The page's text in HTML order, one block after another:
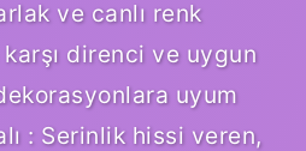
ve canlı renk
direnci ve uygun
uyum
: Serinlik hissi veren,